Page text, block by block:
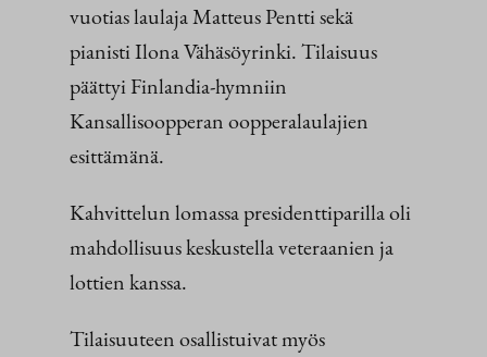
vuotias laulaja Matteus Pentti sekä
pianisti Ilona Vähäsöyrinki. Tilaisuus
päättyi Finlandia-hymniin
Kansallisoopperan oopperalaulajien
esittämänä.
Kahvittelun lomassa presidenttiparilla oli
mahdollisuus keskustella veteraanien ja
lottien kanssa.
Tilaisuuteen osallistuivat myös